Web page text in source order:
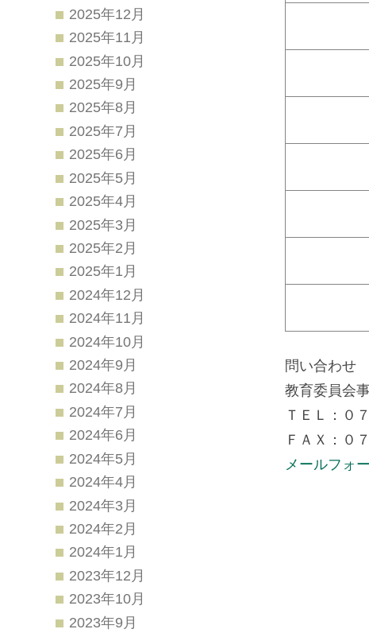
問い合わせ
教育委員会
ＴＥＬ：０
ＦＡＸ：０
メールフォ
2025年12月
2025年11月
2025年10月
2025年9月
2025年8月
2025年7月
2025年6月
2025年5月
2025年4月
2025年3月
2025年2月
2025年1月
2024年12月
2024年11月
2024年10月
2024年9月
2024年8月
2024年7月
2024年6月
2024年5月
2024年4月
2024年3月
2024年2月
2024年1月
2023年12月
2023年10月
2023年9月